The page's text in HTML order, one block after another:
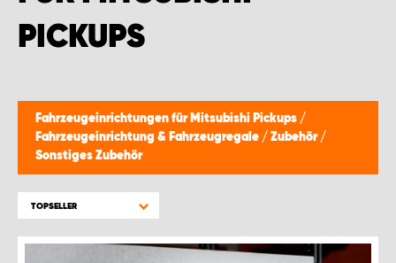
PICKUPS
Fahrzeugeinrichtungen für Mitsubishi Pickups /
Fahrzeugeinrichtung & Fahrzeugregale / Zubehör /
Sonstiges Zubehör
TOPSELLER